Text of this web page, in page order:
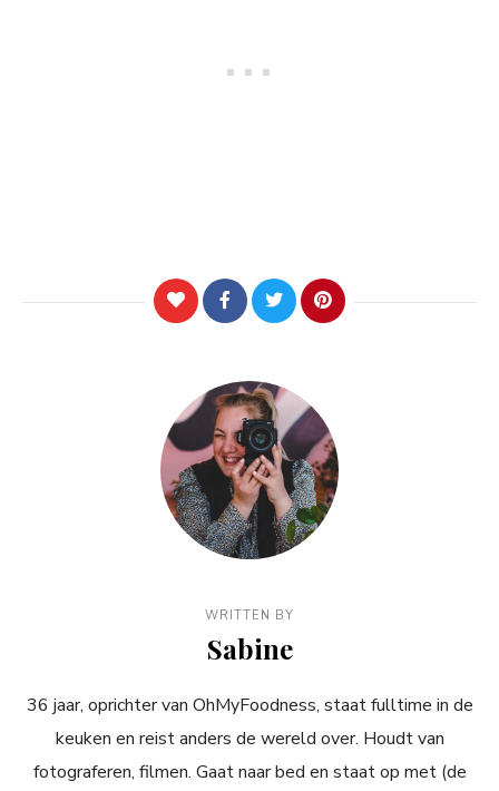
WRITTEN BY
Sabine
36 jaar, oprichter van OhMyFoodness, staat fulltime in de
keuken en reist anders de wereld over. Houdt van
fotograferen, filmen. Gaat naar bed en staat op met (de